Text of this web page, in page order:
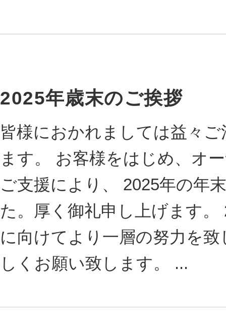
2025年歳末のご挨拶
皆様におかれましては益々
ます。 お客様をはじめ、オ
ご支援により、 2025年の年
た。厚く御礼申し上げます
に向けてより一層の努力を
しくお願い致します。 ...